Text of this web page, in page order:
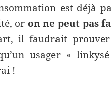
est déjà
or on ne peut pas
il faudrait
usager «
!